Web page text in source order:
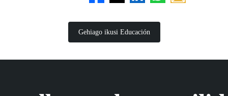
Gehiago ikusi Educación